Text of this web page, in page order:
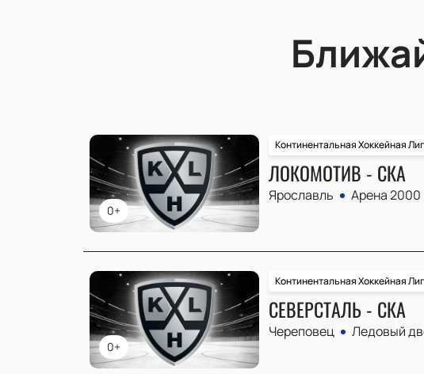
0+
Континентальная Хоккейная
ЛОКОМОТИВ - СКА
Ярославль Арена 2000
0+
Континентальная Хоккейная
СЕВЕРСТАЛЬ - СКА
Череповец Ледовый